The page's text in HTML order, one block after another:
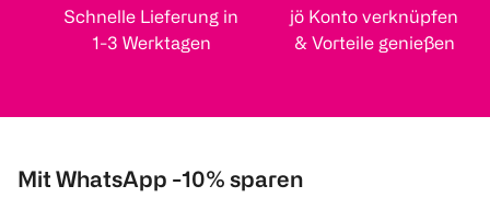
Schnelle Lieferung in
1-3 Werktagen
jö Konto verknüpfen
& Vorteile genießen
Mit WhatsApp -10% sparen